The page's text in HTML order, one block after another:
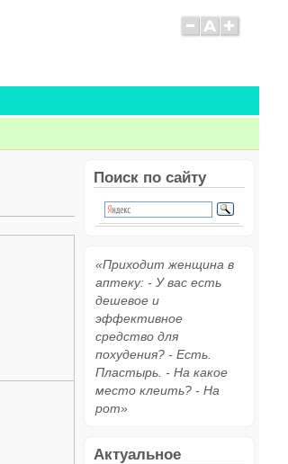
Поиск по сайту
«Приходит женщина в
аптеку: - У вас есть
дешевое и
эффективное
средство для
похудения? - Есть.
Пластырь. - На какое
место клеить? - На
рот»
Актуальное